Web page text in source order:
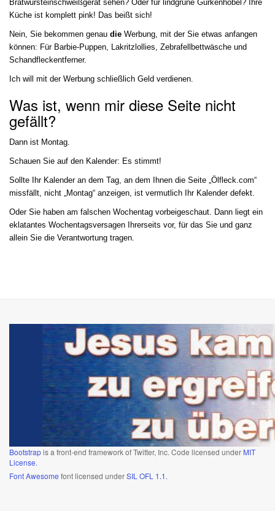
Bratwursteinschweißgerät sehen? Oder für lindgrüne Gurkenhobel? Ihre
Küche ist komplett pink! Das beißt sich!
Nein, Sie bekommen genau die Werbung, mit der Sie etwas anfangen
können: Für Barbie-Puppen, Lakritzlollies, Zebrafellbettwäsche und
Schandfleckentferner.
Ich will mit der Werbung schließlich Geld verdienen.
Was ist, wenn mir diese Seite nicht
gefällt?
Dann ist Montag.
Schauen Sie auf den Kalender: Es stimmt!
Sollte Ihr Kalender an dem Tag, an dem Ihnen die Seite „Ölfleck.com“
missfällt, nicht „Montag“ anzeigen, ist vermutlich Ihr Kalender defekt.
Oder Sie haben am falschen Wochentag vorbeigeschaut. Dann liegt ein
eklatantes Wochentagsversagen Ihrerseits vor, für das Sie und ganz
allein Sie die Verantwortung tragen.
Bootstrapis a front-end framework of Twitter, Inc. Code licensed under MIT
License.
Font Awesome font licensed underSIL OFL 1.1.